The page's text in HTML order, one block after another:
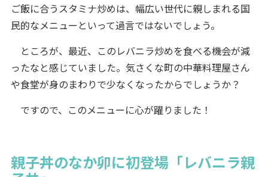
ご飯に合うスタミナ炒めは、幅広い世代に親しまれる国
民的なメニューといって過言ではないでしょう。
ところが、最近、このレバニラ炒めを食べる機会が減
ったなと感じていました。気さくな町の中華料理屋さん
や食堂が身のまわりで少なくなったからでしょうか？
ですので、このメニューに心が躍りました！
親子丼のなか卯に初登場「レバニラ親